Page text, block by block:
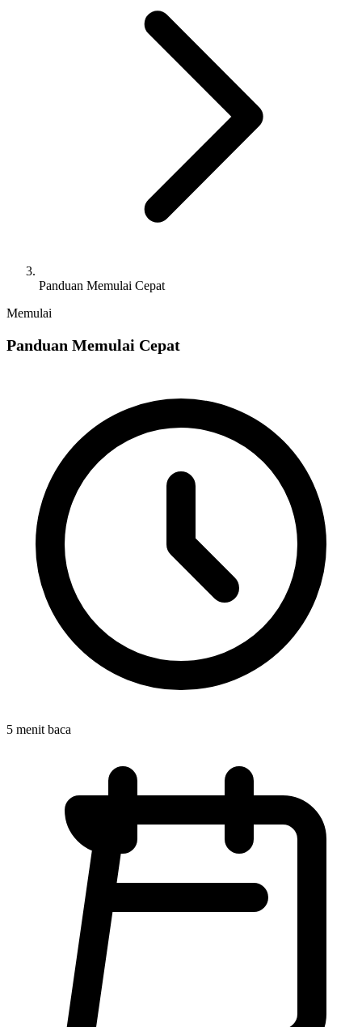
Panduan Memulai Cepat
Memulai
Panduan Memulai Cepat
5 menit baca